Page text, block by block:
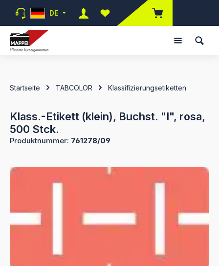
Zum Hauptinhalt springen
DE
Du hast 0 Produkte auf dem
Startseite TABCOLOR Klassifizierungsetiketten
Klass.-Etikett (klein), Buchst. "I", rosa,
500 Stck.
Produktnummer: 761278/09
Bildergalerie überspringen